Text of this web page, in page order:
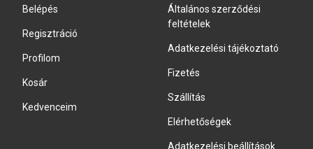
Belépés
Regisztráció
Profilom
Kosár
Kedvenceim
Általános szerződési
feltételek
Adatkezelési tájékoztató
Fizetés
Szállítás
Elérhetőségek
Adatkezelési beállítások